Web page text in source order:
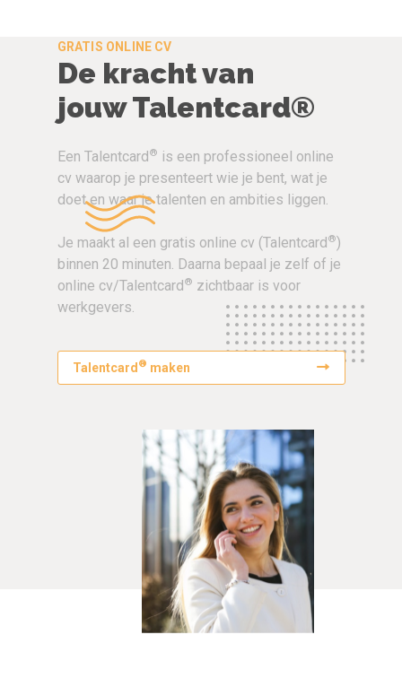
GRATIS ONLINE CV
De kracht van
jouw Talentcard®
Een Talentcard® is een professioneel online
cv waarop je presenteert wie je bent, wat je
doet en waar je talenten en ambities liggen.
Je maakt al een gratis online cv (Talentcard®)
binnen 20 minuten. Daarna bepaal je zelf of je
online cv/Talentcard® zichtbaar is voor
werkgevers.
Talentcard ® maken